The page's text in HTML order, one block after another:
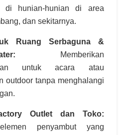
di hunian-hunian di area
dan sekitarnya.
Ruang Serbaguna &
Memberikan
untuk acara atau
outdoor tanpa menghalangi
Outlet dan Toko:
penyambut yang